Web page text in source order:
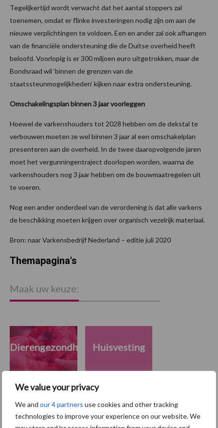
We value your privacy
We and our 4 partners use cookies and other tracking
technologies to improve your experience on our website. We
Tegelijkertijd wordt verwacht dat het aantal stoppers zal
toenemen, omdat er flinke investeringen nodig zijn om aan de
nieuwe verplichtingen te voldoen. Een en ander zal ook afhangen
van de financiële ondersteuning die de Duitse overheid heeft
beloofd. Voorlopig is er 300 miljoen euro uitgetrokken, maar de
Bondsraad wil ‘binnen de grenzen van de
staatssteunmogelijkheden’ kijken naar extra ondersteuning.
Omschakelingsplan binnen 3 jaar voorleggen
Hoewel de varkenshouders tot 2028 hebben om de dekstal te
verbouwen moeten ze wel binnen 3 jaar al een omschakelplan
presenteren aan de overheid. In de twee daaropvolgende jaren
moet het vergunningentraject doorlopen worden, waarna de
varkenshouders nog 3 jaar hebben om de bouwmaatregelen uit
te voeren.
Nog een ander onderdeel van de verordening is dat alle varkens
de beschikking moeten krijgen over organisch vezelrijk materiaal.
Bron: naar Varkensbedrijf Nederland – editie juli 2020
Themapagina's
Maak uw keuze:
Dierengezondheid Huisvesting
Toon meer